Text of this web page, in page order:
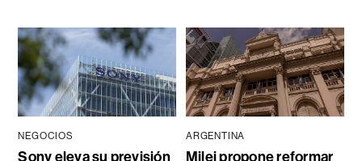
NEGOCIOS
Sony eleva su previsión
ARGENTINA
Milei propone reformar